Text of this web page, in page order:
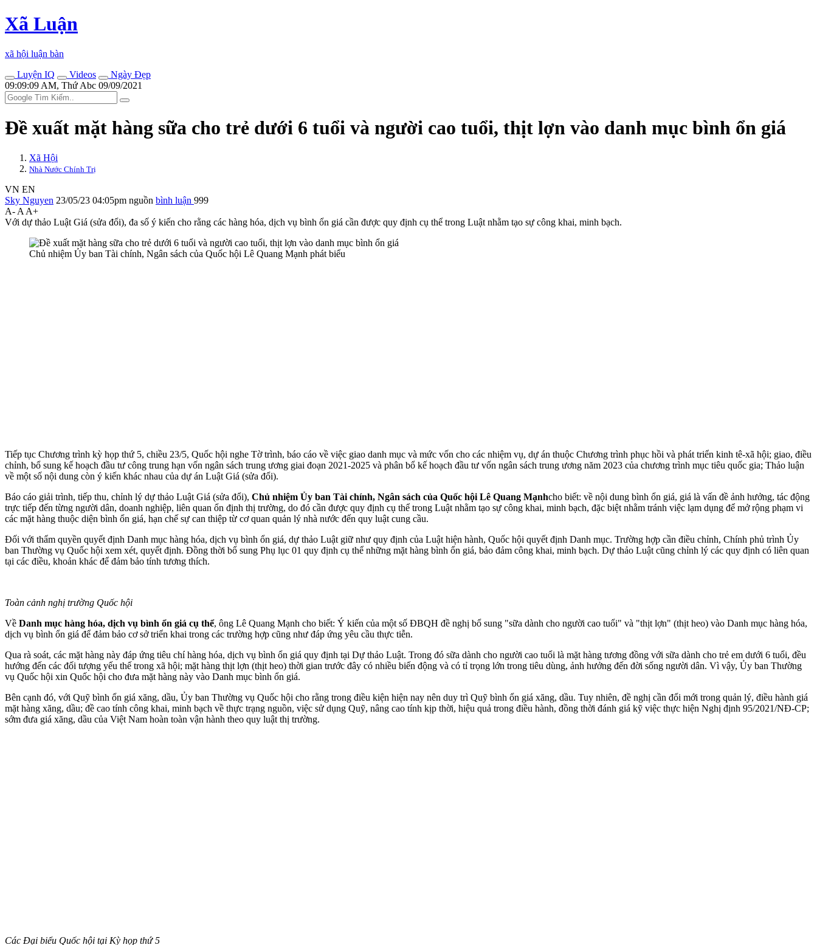
Xã Luận
xã hội luận bàn
Luyện IQ
Videos
Ngày Đẹp
09:09:09 AM, Thứ Abc 09/09/2021
Đề xuất mặt hàng sữa cho trẻ dưới 6 tuổi và người cao tuổi, thịt lợn vào danh mục bình ổn giá
Xã Hội
Nhà Nước Chính Trị
VN EN
Sky Nguyen 23/05/23 04:05pm nguồn bình luận 999
A- A A+
Với dự thảo Luật Giá (sửa đổi), đa số ý kiến cho rằng các hàng hóa, dịch vụ bình ổn giá cần được quy định cụ thể trong Luật nhằm tạo sự công khai, minh bạch.
Chủ nhiệm Ủy ban Tài chính, Ngân sách của Quốc hội Lê Quang Mạnh phát biểu
Tiếp tục Chương trình kỳ họp thứ 5, chiều 23/5, Quốc hội nghe Tờ trình, báo cáo về việc giao danh mục và mức vốn cho các nhiệm vụ, dự án thuộc Chương trình phục hồi và phát triển kinh tê-xã hội; giao, điều
chỉnh, bổ sung kế hoạch đầu tư công trung hạn vốn ngân sách trung ương giai đoạn 2021-2025 và phân bổ kế hoạch đầu tư vốn ngân sách trung ương năm 2023 của chương trình mục tiêu quốc gia; Thảo luận
về một số nội dung còn ý kiến khác nhau của dự án Luật Giá (sửa đổi).
Báo cáo giải trình, tiếp thu, chỉnh lý dự thảo Luật Giá (sửa đổi), Chủ nhiệm Ủy ban Tài chính, Ngân sách của Quốc hội Lê Quang Mạnhcho biết: về nội dung bình ổn giá, giá là vấn đề ảnh hưởng, tác động
trực tiếp đến từng người dân, doanh nghiệp, liên quan ổn định thị trường, do đó cần được quy định cụ thể trong Luật nhằm tạo sự công khai, minh bạch, đặc biệt nhằm tránh việc lạ‌m dụn‌g để mở rộng phạm vi
các mặt hàng thuộc diện bình ổn giá, hạn chế sự can thiệp từ cơ quan quản lý nhà nước đến quy luật cung cầu.
Đối với thẩm quyền quyết định Danh mục hàng hóa, dịch vụ bình ổn giá, dự thảo Luật giữ như quy định của Luật hiện hành, Quốc hội quyết định Danh mục. Trường hợp cần điều chỉnh, Chính phủ trình Ủy
ban Thường vụ Quốc hội xem xét, quyết định. Đồng thời bổ sung Phụ lục 01 quy định cụ thể những mặt hàng bình ổn giá, bảo đảm công khai, minh bạch. Dự thảo Luật cũng chỉnh lý các quy định có liên quan
tại các điều, khoản khác để đảm bảo tính tương thích.
Toàn cảnh nghị trường Quốc hội
Về Danh mục hàng hóa, dịch vụ bình ổn giá cụ thể, ông Lê Quang Mạnh cho biết: Ý kiến của một số ĐBQH đề nghị bổ sung "sữa dành cho người cao tuổi" và "thịt lợn" (thịt heo) vào Danh mục hàng hóa,
dịch vụ bình ổn giá để đảm bảo cơ sở triển khai trong các trường hợp cũng như đáp ứng yêu cầu thực tiễn.
Qua rà soát, các mặt hàng này đáp ứng tiêu chí hàng hóa, dịch vụ bình ổn giá quy định tại Dự thảo Luật. Trong đó sữa dành cho người cao tuổi là mặt hàng tương đồng với sữa dành cho trẻ em dưới 6 tuổi, đều
hướng đến các đối tượng yếu thế trong xã hội; mặt hàng thịt lợn (thịt heo) thời gian trước đây có nhiều biến động và có tỉ trọng lớn trong tiêu dùng, ảnh hưởng đến đời sống người dân. Vì vậy, Ủy ban Thường
vụ Quốc hội xin Quốc hội cho đưa mặt hàng này vào Danh mục bình ổn giá.
Bên cạnh đó, với Quỹ bình ổn giá xăng, dầu, Ủy ban Thường vụ Quốc hội cho rằng trong điều kiện hiện nay nên duy trì Quỹ bình ổn giá xăng, dầu. Tuy nhiên, đề nghị cần đổi mới trong quản lý, điều hành giá
mặt hàng xăng, dầu; đề cao tính công khai, minh bạch về thực trạng nguồn, việc sử dụng Quỹ, nâng cao tính kịp thời, hiệu quả trong điều hành, đồng thời đánh giá kỹ việc thực hiện Nghị định 95/2021/NĐ-CP;
sớm đưa giá xăng, dầu của Việt Nam hoàn toàn vận hành theo quy luật thị trường.
Các Đại biểu Quốc hội tại Kỳ họp thứ 5